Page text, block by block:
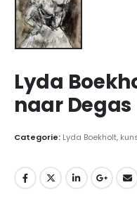
Lyda
naar Degas
Categorie: Lyda Boekholt,